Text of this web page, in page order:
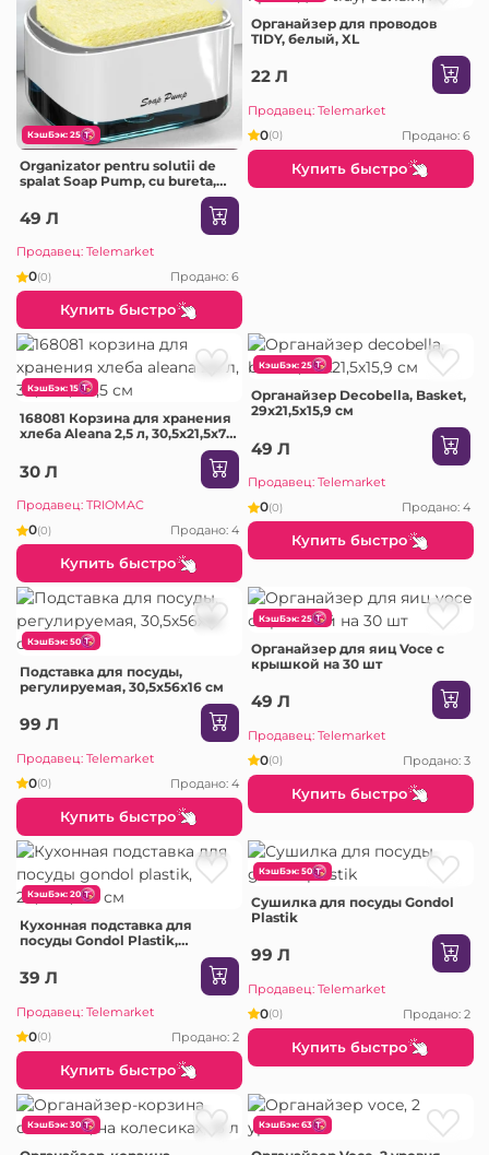
КэшБэк: 25
Organizator pentru solutii de
spalat Soap Pump, cu bureta,
49 Л
Продавец: Telemarket
0(0) Продано: 6
Купить быстро
Органайзер для проводов
TIDY, белый, XL
22 Л
Продавец: Telemarket
0(0) Продано: 6
Купить быстро
КэшБэк: 15
168081 Корзина для хранения
хлеба Aleana 2,5 л, 30,5x21,5x7,5
30 Л
Продавец: TRIOMAC
0(0) Продано: 4
Купить быстро
КэшБэк: 25
Органайзер Decobella, Basket,
29х21,5х15,9 см
49 Л
Продавец: Telemarket
0(0) Продано: 4
Купить быстро
КэшБэк: 50
Подставка для посуды,
регулируемая, 30,5х56х16 см
99 Л
Продавец: Telemarket
0(0) Продано: 4
Купить быстро
КэшБэк: 25
Органайзер для яиц Voce с
крышкой на 30 шт
49 Л
Продавец: Telemarket
0(0) Продано: 3
Купить быстро
КэшБэк: 20
Кухонная подставка для
посуды Gondol Plastik,
39 Л
Продавец: Telemarket
0(0) Продано: 2
Купить быстро
КэшБэк: 50
Сушилка для посуды Gondol
Plastik
99 Л
Продавец: Telemarket
0(0) Продано: 2
Купить быстро
КэшБэк: 30 КэшБэк: 63